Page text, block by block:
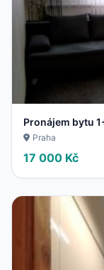
Pronájem bytu
Praha
17 000 Kč